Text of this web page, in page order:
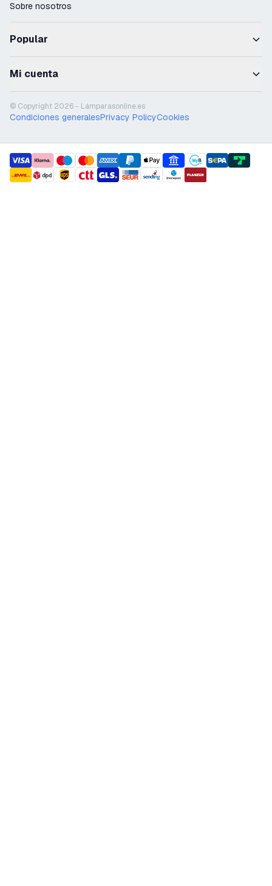
Sobre nosotros
Popular
Mi cuenta
© Copyright 2026 - Lámparasonline.es
Condiciones generalesPrivacy PolicyCookies
payment methods
shipment methods